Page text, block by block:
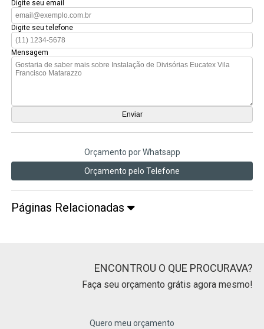
Digite seu email
Digite seu telefone
Mensagem
Orçamento por Whatsapp
Orçamento pelo Telefone
Páginas Relacionadas
ENCONTROU O QUE PROCURAVA?
Faça seu orçamento grátis agora mesmo!
Quero meu orçamento